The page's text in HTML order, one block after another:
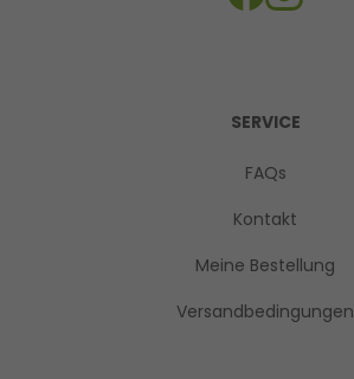
SERVICE
FAQs
Kontakt
Meine Bestellung
Versandbedingungen